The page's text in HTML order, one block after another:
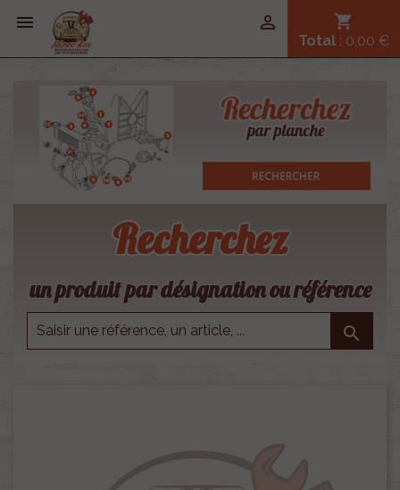
 shopping_cart
Total : 0,00 €

Recherchez
un produit par désignation ou référence
